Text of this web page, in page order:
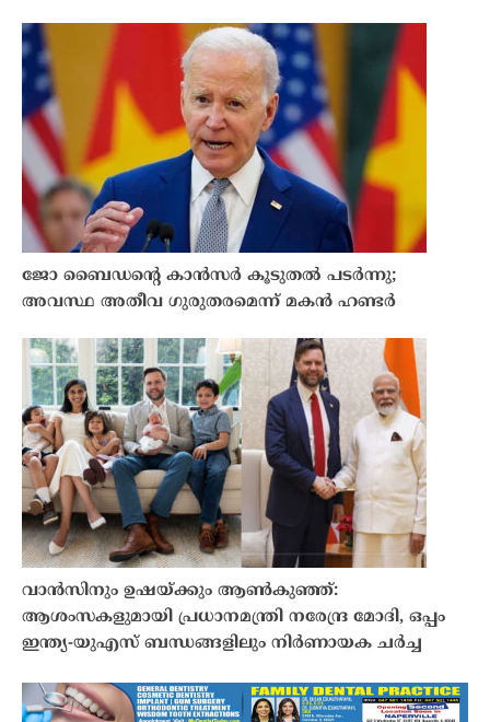
ജോ ബൈഡൻ്റെ കാൻസർ കൂടുതൽ പടർന്നു;
അവസ്ഥ അതീവ ഗുരുതരമെന്ന് മകൻ ഹണ്ടർ
വാൻസിനും ഉഷയ്ക്കും ആൺകുഞ്ഞ്:
ആശംസകളുമായി പ്രധാനമന്ത്രി നരേന്ദ്ര മോദി, ഒപ്പം
ഇന്ത്യ-യുഎസ് ബന്ധങ്ങളിലും നിർണായക ചർച്ച